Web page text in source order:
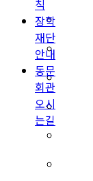
칙
장학
재단
안내
동문
회관
오시
는길